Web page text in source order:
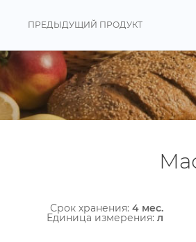
ПРЕДЫДУЩИЙ ПРОДУКТ
Срок хранения: 4 мес.
Единица измерения: л